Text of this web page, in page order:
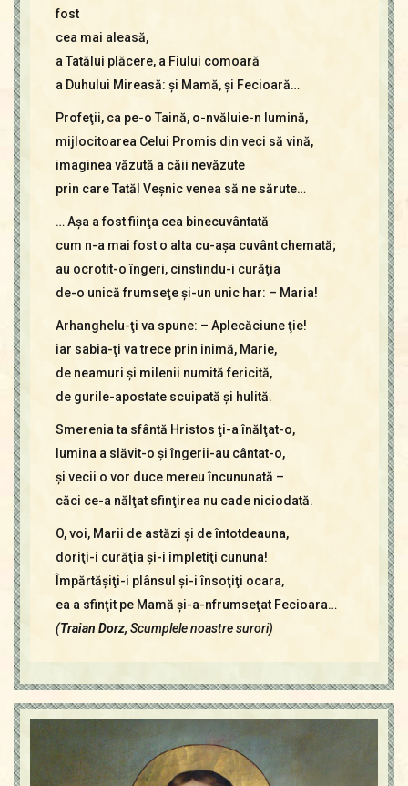
fost
cea mai aleasă,
a Tatălui plăcere, a Fiului comoară
a Duhului Mireasă: şi Mamă, şi Fecioară…
Profeţii, ca pe-o Taină, o-nvăluie-n lumină,
mijlocitoarea Celui Promis din veci să vină,
imaginea văzută a căii nevăzute
prin care Tatăl Veşnic venea să ne sărute…
… Aşa a fost fiinţa cea binecuvântată
cum n-a mai fost o alta cu-aşa cuvânt chemată;
au ocrotit-o îngeri, cinstindu-i curăţia
de-o unică frumseţe şi-un unic har: – Maria!
Arhanghelu-ţi va spune: – Aplecăciune ţie!
iar sabia-ţi va trece prin inimă, Marie,
de neamuri şi milenii numită fericită,
de gurile-apostate scuipată şi hulită.
Smerenia ta sfântă Hristos ţi-a înălţat-o,
lumina a slăvit-o şi îngerii-au cântat-o,
şi vecii o vor duce mereu încununată –
căci ce-a nălţat sfinţirea nu cade niciodată.
O, voi, Marii de astăzi şi de întotdeauna,
doriţi-i curăţia şi-i împletiţi cununa!
Împărtăşiţi-i plânsul şi-i însoţiţi ocara,
ea a sfinţit pe Mamă şi-a-nfrumseţat Fecioara…
(Traian Dorz, Scumplele noastre surori)